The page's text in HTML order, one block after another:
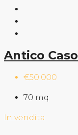
Antico
€50.000
70 mq
In vendita